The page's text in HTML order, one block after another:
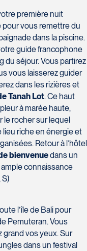
première nuit
pour vous remettre du
dans la piscine.
guide francophone
du séjour. Vous partirez
vous laisserez guider
dans les rizières et
Tanah Lot. Ce haut
à marée haute,
le rocher sur lequel
lieu riche en énergie et
Retour à l’hôtel
bienvenuedans un
connaissance
l’île de Bali pour
Pemuteran. Vous
grand vos yeux. Sur
dans un festival
SOUMETTRE